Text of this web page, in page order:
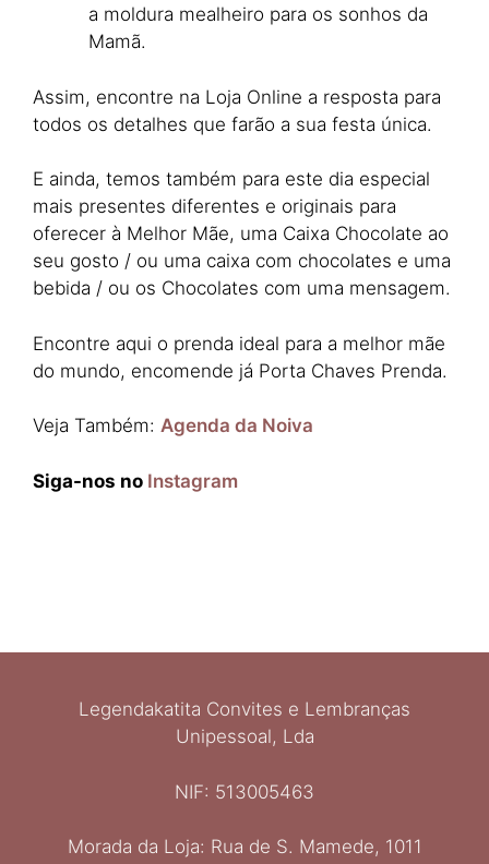
a moldura mealheiro para os sonhos da
Mamã.
Assim, encontre na Loja Online a resposta para
todos os detalhes que farão a sua festa única.
E ainda, temos também para este dia especial
mais presentes diferentes e originais para
oferecer à Melhor Mãe, uma Caixa Chocolate ao
seu gosto / ou uma caixa com chocolates e uma
bebida / ou os Chocolates com uma mensagem.
Encontre aqui o prenda ideal para a melhor mãe
do mundo, encomende já Porta Chaves Prenda.
Veja Também: Agenda da Noiva
Siga-nos no Instagram
Legendakatita Convites e Lembranças
Unipessoal, Lda
NIF: 513005463
Morada da Loja: Rua de S. Mamede, 1011
Ελληνικά